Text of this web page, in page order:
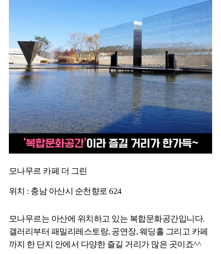
모나무르 카페 더 그린
위치 : 충남 아산시 순천향로 624
모나무르는 아산에 위치하고 있는 복합문화공간입니다.
갤러리부터 패밀리레스토랑, 공연장, 웨딩홀 그리고 카페
까지 한 단지 안에서 다양한 즐길 거리가 많은 곳이죠^^